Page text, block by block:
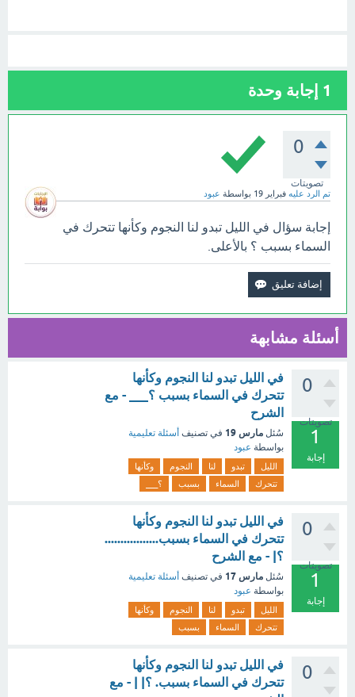
1 إجابة وحدة
0
تصويتات
تم الرد عليه فبراير 19 بواسطة عبود
إجابة سؤال في الليل تبدو لنا النجوم وكأنها تتحرك في
السماء بسبب ؟ بالأعلى.
أسئلة مشابهة
0
تصويتات
1
إجابة
في الليل تبدو لنا النجوم وكأنها
تتحرك في السماء بسبب ؟___ - مع
الشرح
سُئل مارس 19 في تصنيف أسئلة تعليمية
بواسطة عبود
الليل تبدو لنا النجوم
وكأنها
تتحرك
السماء بسبب ؟___
0
تصويتات
1
إجابة
في الليل تبدو لنا النجوم وكأنها
تتحرك في السماء بسبب.................
؟| - مع الشرح
سُئل مارس 17 في تصنيف أسئلة تعليمية
بواسطة عبود
الليل تبدو لنا النجوم
وكأنها
تتحرك
السماء بسبب
0
في الليل تبدو لنا النجوم وكأنها
تتحرك في السماء بسبب. ؟| | - مع